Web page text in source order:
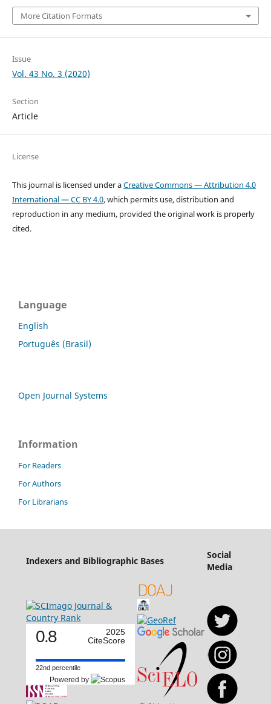
More Citation Formats
Issue
Vol. 43 No. 3 (2020)
Section
Article
License
This journal is licensed under aCreative Commons — Attribution 4.0
International — CC BY 4.0, which permits use, distribution and
reproduction in any medium, provided the original work is properly
cited.
Language
English
Português (Brasil)
Open Journal Systems
Information
For Readers
For Authors
For Librarians
Indexers and Bibliographic Bases
Social
Media
0.8
2025
CiteScore
22nd percentile
Powered by